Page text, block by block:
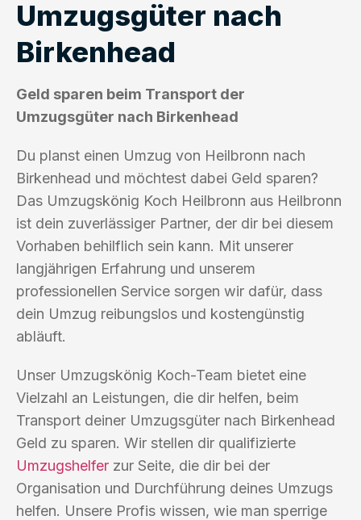
Umzugsgüter nach
Birkenhead
Geld sparen beim Transport der
Umzugsgüter nach Birkenhead
Du planst einen Umzug von Heilbronn nach
Birkenhead und möchtest dabei Geld sparen?
Das Umzugskönig Koch Heilbronn aus Heilbronn
ist dein zuverlässiger Partner, der dir bei diesem
Vorhaben behilflich sein kann. Mit unserer
langjährigen Erfahrung und unserem
professionellen Service sorgen wir dafür, dass
dein Umzug reibungslos und kostengünstig
abläuft.
Unser Umzugskönig Koch-Team bietet eine
Vielzahl an Leistungen, die dir helfen, beim
Transport deiner Umzugsgüter nach Birkenhead
Geld zu sparen. Wir stellen dir qualifizierte
Umzugshelfer zur Seite, die dir bei der
Organisation und Durchführung deines Umzugs
helfen. Unsere Profis wissen, wie man sperrige